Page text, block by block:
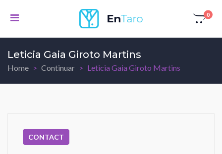
0
Leticia Gaia Giroto Martins
Home Continuar Leticia Gaia Giroto Martins